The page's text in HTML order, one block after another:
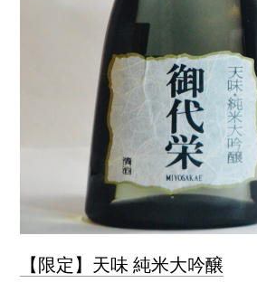
【限定】天味 純米大吟醸